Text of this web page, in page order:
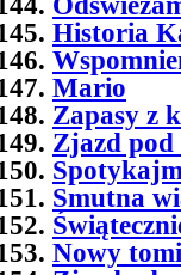
Historia
Mario
Zapasy z
Zjazd
Smutna
Nowy